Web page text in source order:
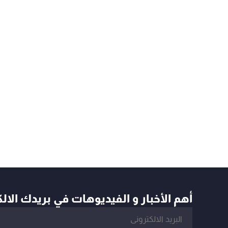
أهم الأخبار و الفيديوهات في بريدك